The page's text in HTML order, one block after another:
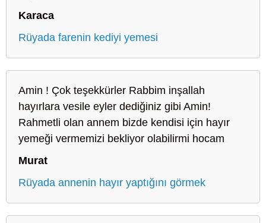
Karaca
Rüyada farenin kediyi yemesi
Amin ! Çok teşekkürler Rabbim inşallah
hayırlara vesile eyler dediğiniz gibi Amin!
Rahmetli olan annem bizde kendisi için hayır
yemeği vermemizi bekliyor olabilirmi hocam
Murat
Rüyada annenin hayır yaptığını görmek